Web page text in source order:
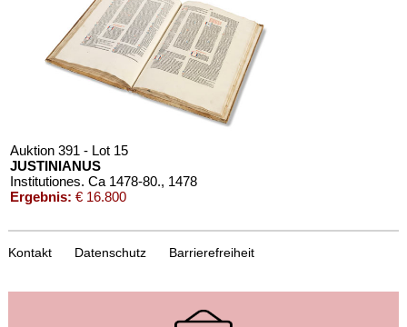
Auktion 391 - Lot 15
JUSTINIANUS
Institutiones. Ca 1478-80., 1478
Ergebnis: € 16.800
Kontakt Datenschutz Barrierefreiheit